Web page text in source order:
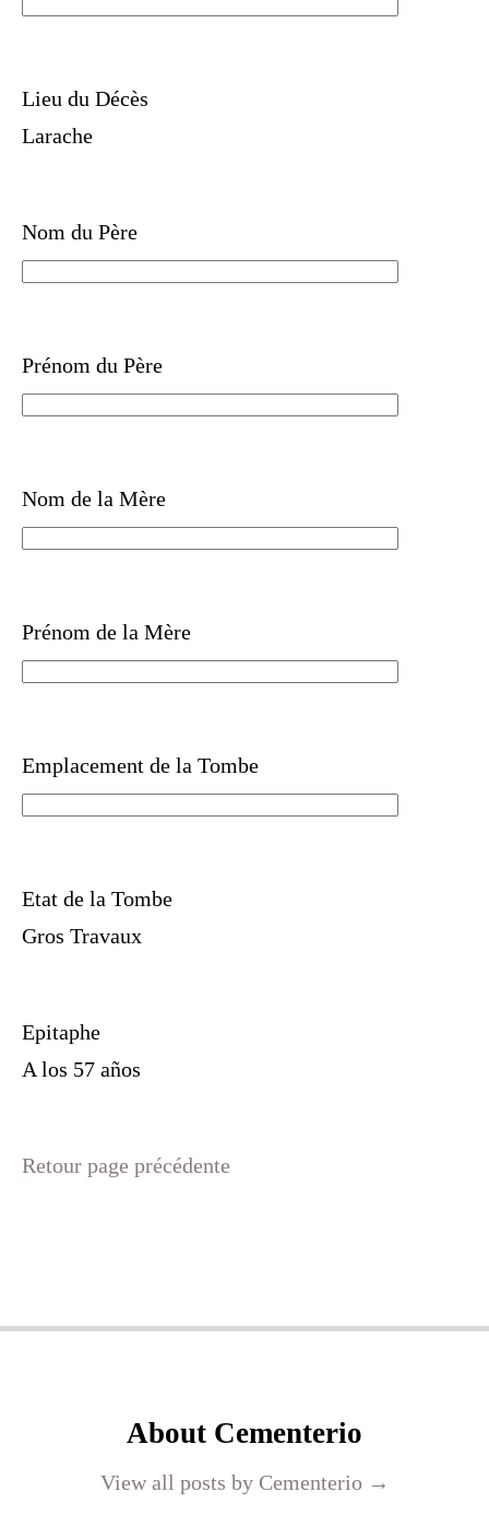
Lieu du Décès
Larache
Nom du Père
Prénom du Père
Nom de la Mère
Prénom de la Mère
Emplacement de la Tombe
Etat de la Tombe
Gros Travaux
Epitaphe
A los 57 años
Retour page précédente
About Cementerio
View all posts by Cementerio →